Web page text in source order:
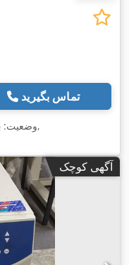
تماس بگیرید
وضعیت:,
آگهی کوچک